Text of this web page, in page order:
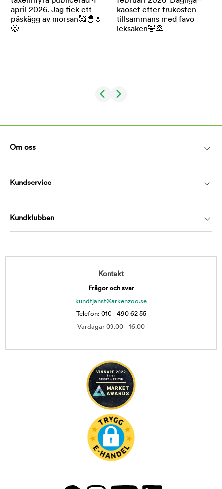
Om oss
Kundservice
Kundklubben
Kontakt
Frågor och svar
kundtjanst@arkenzoo.se
Telefon: 010 - 490 62 55
Vardagar 09.00 - 16.00